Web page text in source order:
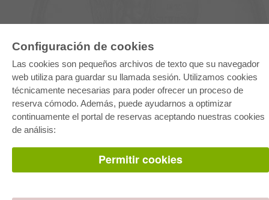
Configuración de cookies
Las cookies son pequeños archivos de texto que su navegador
web utiliza para guardar su llamada sesión. Utilizamos cookies
técnicamente necesarias para poder ofrecer un proceso de
reserva cómodo. Además, puede ayudarnos a optimizar
continuamente el portal de reservas aceptando nuestras cookies
de análisis:
Permitir cookies
Paquete entero
Paquete de especialidades
Pick & Choose
Facilitación de E-Books
Condiciones